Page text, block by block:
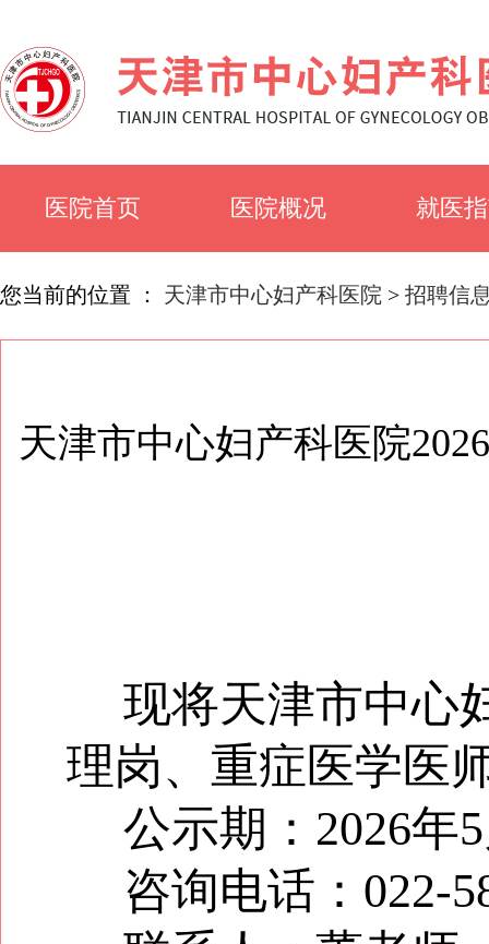
医院首页 医院概况
医院简介
就医
就诊
您当前的位置 ： 天津市中心妇产科医院 > 招聘信
天津市中心妇产科医院
现将天津市中心
理岗、重症医学医
公示期：2026年
咨询电话：022-